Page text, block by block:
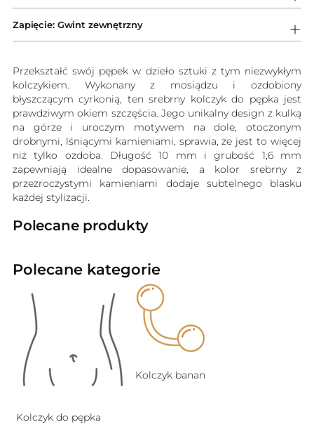
koszyka
Zapięcie: Gwint zewnętrzny
Przekształć swój pępek w dzieło sztuki z tym niezwykłym
kolczykiem. Wykonany z mosiądzu i ozdobiony
błyszczącym cyrkonią, ten srebrny kolczyk do pępka jest
prawdziwym okiem szczęścia. Jego unikalny design z kulką
na górze i uroczym motywem na dole, otoczonym
drobnymi, lśniącymi kamieniami, sprawia, że jest to więcej
niż tylko ozdoba. Długość 10 mm i grubość 1,6 mm
zapewniają idealne dopasowanie, a kolor srebrny z
przezroczystymi kamieniami dodaje subtelnego blasku
każdej stylizacji.
Polecane produkty
Polecane kategorie
Kolczyk do pępka
Kolczyk banan